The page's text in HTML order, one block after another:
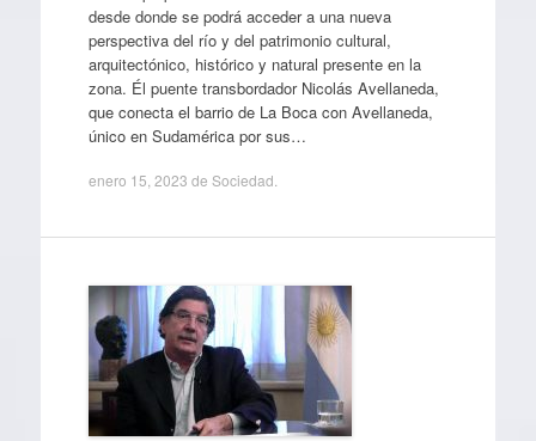
desde donde se podrá acceder a una nueva
perspectiva del río y del patrimonio cultural,
arquitectónico, histórico y natural presente en la
zona. Él puente transbordador Nicolás Avellaneda,
que conecta el barrio de La Boca con Avellaneda,
único en Sudamérica por sus…
enero 15, 2023 de Sociedad